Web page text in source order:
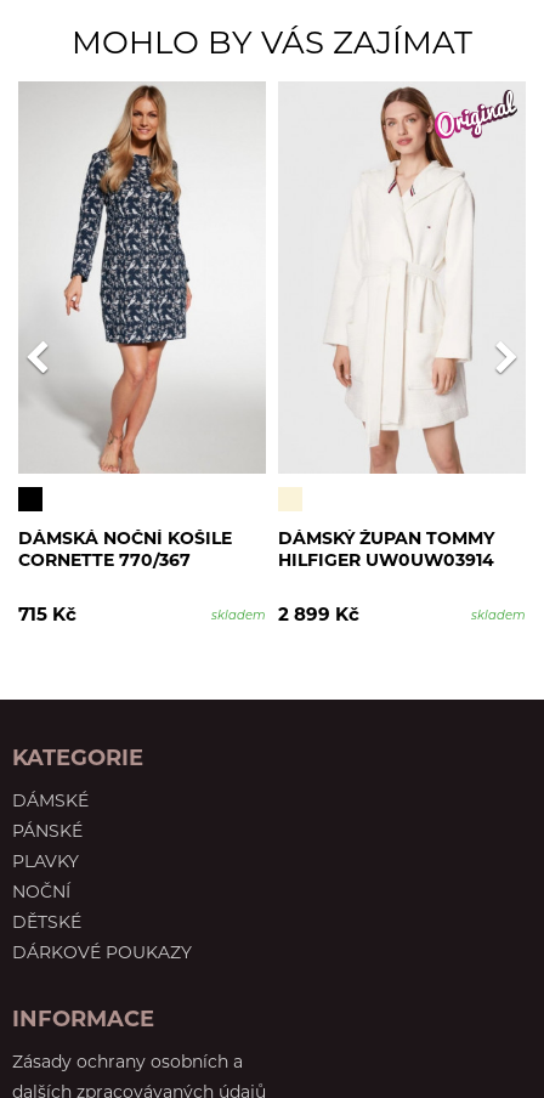
MOHLO BY VÁS ZAJÍMAT
DÁMSKÁ NOČNÍ KOŠILE
CORNETTE 770/367
715 Kč skladem
DÁMSKÝ ŽUPAN TOMMY
HILFIGER UW0UW03914
2 899 Kč skladem
KATEGORIE
DÁMSKÉ
PÁNSKÉ
PLAVKY
NOČNÍ
DĚTSKÉ
DÁRKOVÉ POUKAZY
INFORMACE
Zásady ochrany osobních a
dalších zpracovávaných údajů